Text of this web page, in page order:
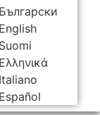
Български
English
Suomi
Ελληνικά
Italiano
Español